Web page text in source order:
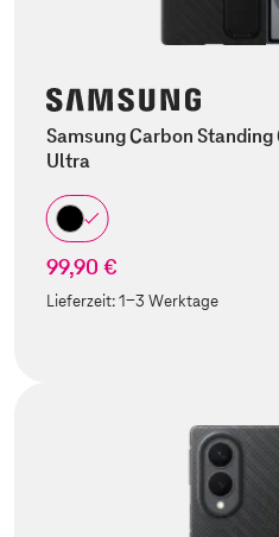
Samsung Carbon Standing
Ultra
99,90 €
Lieferzeit:1-3 Werktage